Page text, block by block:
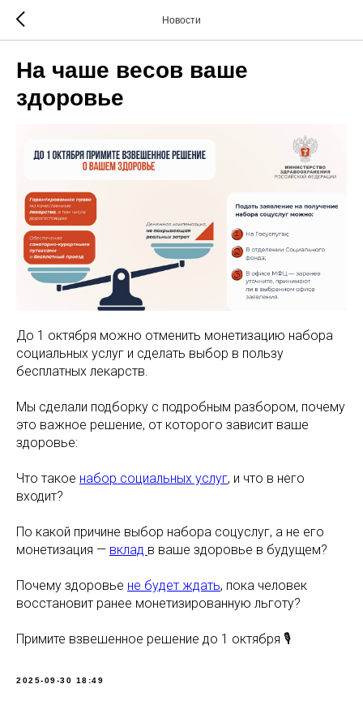
Новости
На чаше весов ваше
здоровье
До 1 октября можно отменить монетизацию набора
социальных услуг и сделать выбор в пользу
бесплатных лекарств.
Мы сделали подборку с подробным разбором, почему
это важное решение, от которого зависит ваше
здоровье:
Что такое набор социальных услуг, и что в него
входит?
По какой причине выбор набора соцуслуг, а не его
монетизация — вклад в ваше здоровье в будущем?
Почему здоровье не будет ждать, пока человек
восстановит ранее монетизированную льготу?
Примите взвешенное решение до 1 октября 🎙
2025-09-30 18:49